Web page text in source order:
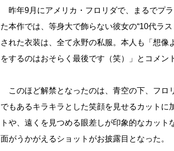
昨年9月にアメリカ・フロリダで、まるでプ
た本作では、等身大で飾らない彼女の“10代ラ
された衣装は、全て永野の私服。本人も「想
をするのはおそらく最後です（笑）」とコメン
このほど解禁となったのは、青空の下、フロ
でもあるキラキラとした笑顔を見せるカットに
トや、遠くを見つめる眼差しが印象的なカッ
面がうかがえるショットがお披露目となった。